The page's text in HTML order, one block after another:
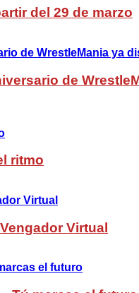
del 29 de marzo
de
ritmo
Virtual